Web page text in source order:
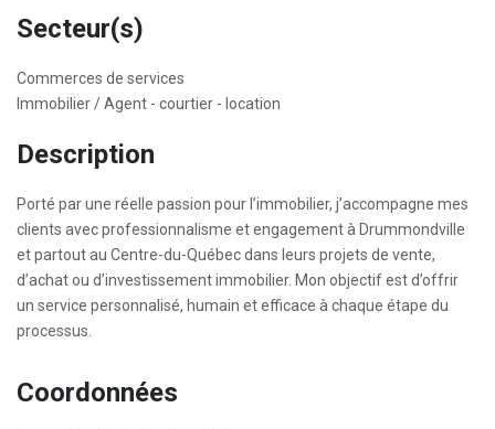
Secteur(s)
Commerces de services
Immobilier / Agent - courtier - location
Description
Porté par une réelle passion pour l’immobilier, j’accompagne mes
clients avec professionnalisme et engagement à Drummondville
et partout au Centre-du-Québec dans leurs projets de vente,
d’achat ou d’investissement immobilier. Mon objectif est d’offrir
un service personnalisé, humain et efficace à chaque étape du
processus.
Coordonnées